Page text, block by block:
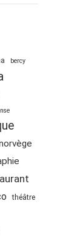
bercy
théâtre